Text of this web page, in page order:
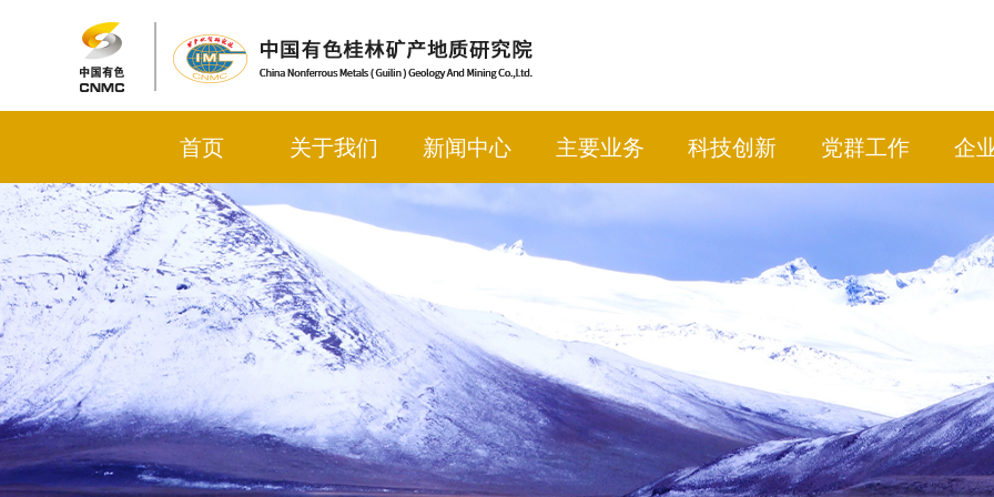
首页 关于我们 新闻中心 主要业务 科技创新 党群工作 企